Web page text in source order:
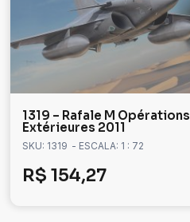
1319 – Rafale M Opérations
Extérieures 2011
SKU: 1319 - ESCALA: 1 : 72
R$ 154,27